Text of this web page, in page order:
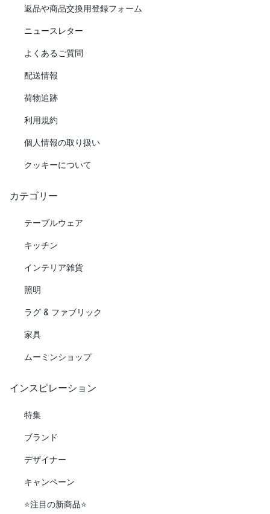
返品や商品交換用登録フォーム
ニュースレター
よくあるご質問
配送情報
荷物追跡
利用規約
個人情報の取り扱い
クッキーについて
カテゴリー
テーブルウェア
キッチン
インテリア雑貨
照明
ラグ & ファブリック
家具
ムーミンショップ
インスピレーション
特集
ブランド
デザイナー
キャンペーン
⭐️注目の新商品⭐️